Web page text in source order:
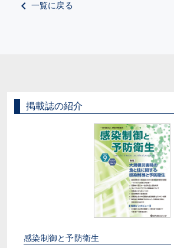
一覧に戻る
掲載誌の紹介
感染制御と予防衛生